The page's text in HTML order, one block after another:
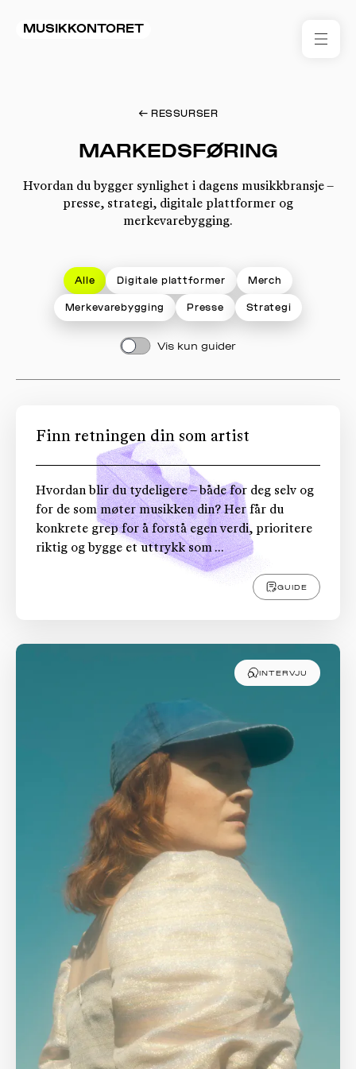
MUSIKKONTORET
← RESSURSER
MARKEDSFØRING
Hvordan du bygger synlighet i dagens musikkbransje –
presse, strategi, digitale plattformer og
merkevarebygging.
Digitale plattformer Merch
Merkevarebygging Presse Strategi
Alle
Vis kun guider
Finn retningen din som artist
Hvordan blir du tydeligere – både for deg selv og
for de som møter musikken din? Her får du
konkrete grep for å forstå egen verdi, prioritere
riktig og bygge et uttrykk som ...
GUIDE
INTERVJU